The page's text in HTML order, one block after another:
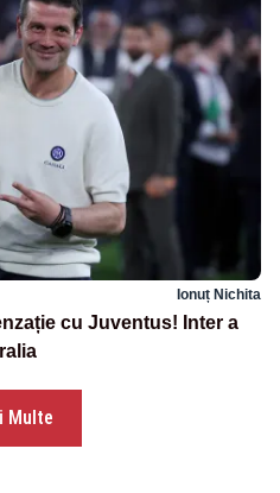
Ionuț Nichita
cu Juventus! Inter a
Multe